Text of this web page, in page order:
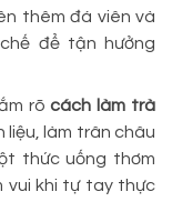
thêm đá viên và
để tận hưởng
rõcách làm trà
làm trân châu
thức uống thơm
vui khi tự tay thực